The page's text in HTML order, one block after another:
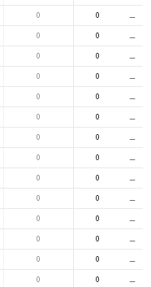
0 0
0 0
0 0
0 0
0 0
0 0
0 0
0 0
0 0
0 0
0 0
0 0
0 0
0 0